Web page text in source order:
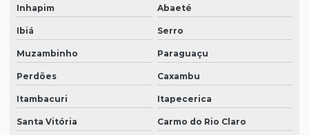
Inhapim Abaeté
Ibiá Serro
Muzambinho Paraguaçu
Perdões Caxambu
Itambacuri Itapecerica
Santa Vitória Carmo do Rio Claro